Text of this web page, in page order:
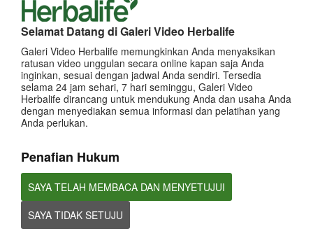
Selamat Datang di Galeri Video Herbalife
Galeri Video Herbalife memungkinkan Anda menyaksikan
ratusan video unggulan secara online kapan saja Anda
inginkan, sesuai dengan jadwal Anda sendiri. Tersedia
selama 24 jam sehari, 7 hari seminggu, Galeri Video
Herbalife dirancang untuk mendukung Anda dan usaha Anda
dengan menyediakan semua informasi dan pelatihan yang
Anda perlukan.
Penafian Hukum
SAYA TELAH MEMBACA DAN MENYETUJUI
SAYA TIDAK SETUJU
PROMOSI HERBALIFE
PRODUK Lihat Semua